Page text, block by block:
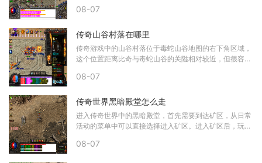
08-07
传奇山谷村落在哪里
传奇游戏中的山谷村落位于毒蛇山谷地图的右下角区域，
这个位置距离比奇与毒蛇山谷的关隘相对较近，但很容易
08-07
传奇世界黑暗殿堂怎么走
进入传奇世界中的黑暗殿堂，首先需要到达矿区，从日常
活动的菜单中可以直接选择进入矿区。进入矿区后，玩家
08-07